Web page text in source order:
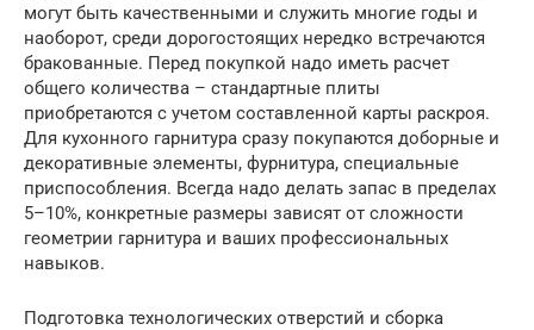
могут быть качественными и служить многие годы и
наоборот, среди дорогостоящих нередко встречаются
бракованные. Перед покупкой надо иметь расчет
общего количества – стандартные плиты
приобретаются с учетом составленной карты раскроя.
Для кухонного гарнитура сразу покупаются доборные и
декоративные элементы, фурнитура, специальные
приспособления. Всегда надо делать запас в пределах
5–10%, конкретные размеры зависят от сложности
геометрии гарнитура и ваших профессиональных
навыков.
Подготовка технологических отверстий и сборка